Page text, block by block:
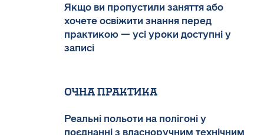
Якщо ви пропустили заняття або
хочете освіжити знання перед
практикою — усі уроки доступні у
записі
Очна практика
Реальні польоти на полігоні у
поєднанні з власноручним технічним